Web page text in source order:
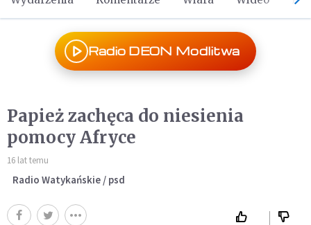
Radio DEON Modlitwa
Papież zachęca do niesienia
pomocy Afryce
16 lat temu
Radio Watykańskie / psd